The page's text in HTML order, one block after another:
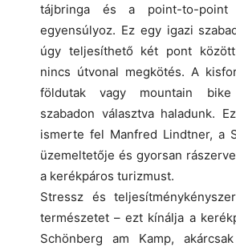
tájbringa és a point-to-point
egyensúlyoz. Ez egy igazi
úgy teljesíthető két pont
nincs útvonal megkötés. A
földutak vagy mountain
szabadon választva haladunk.
ismerte fel Manfred Lindtner, a
üzemeltetője és gyorsan
a kerékpáros turizmust.
Stressz és
természetet – ezt kínálja a
Schönberg am Kamp,